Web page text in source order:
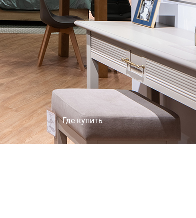
Где купить
×